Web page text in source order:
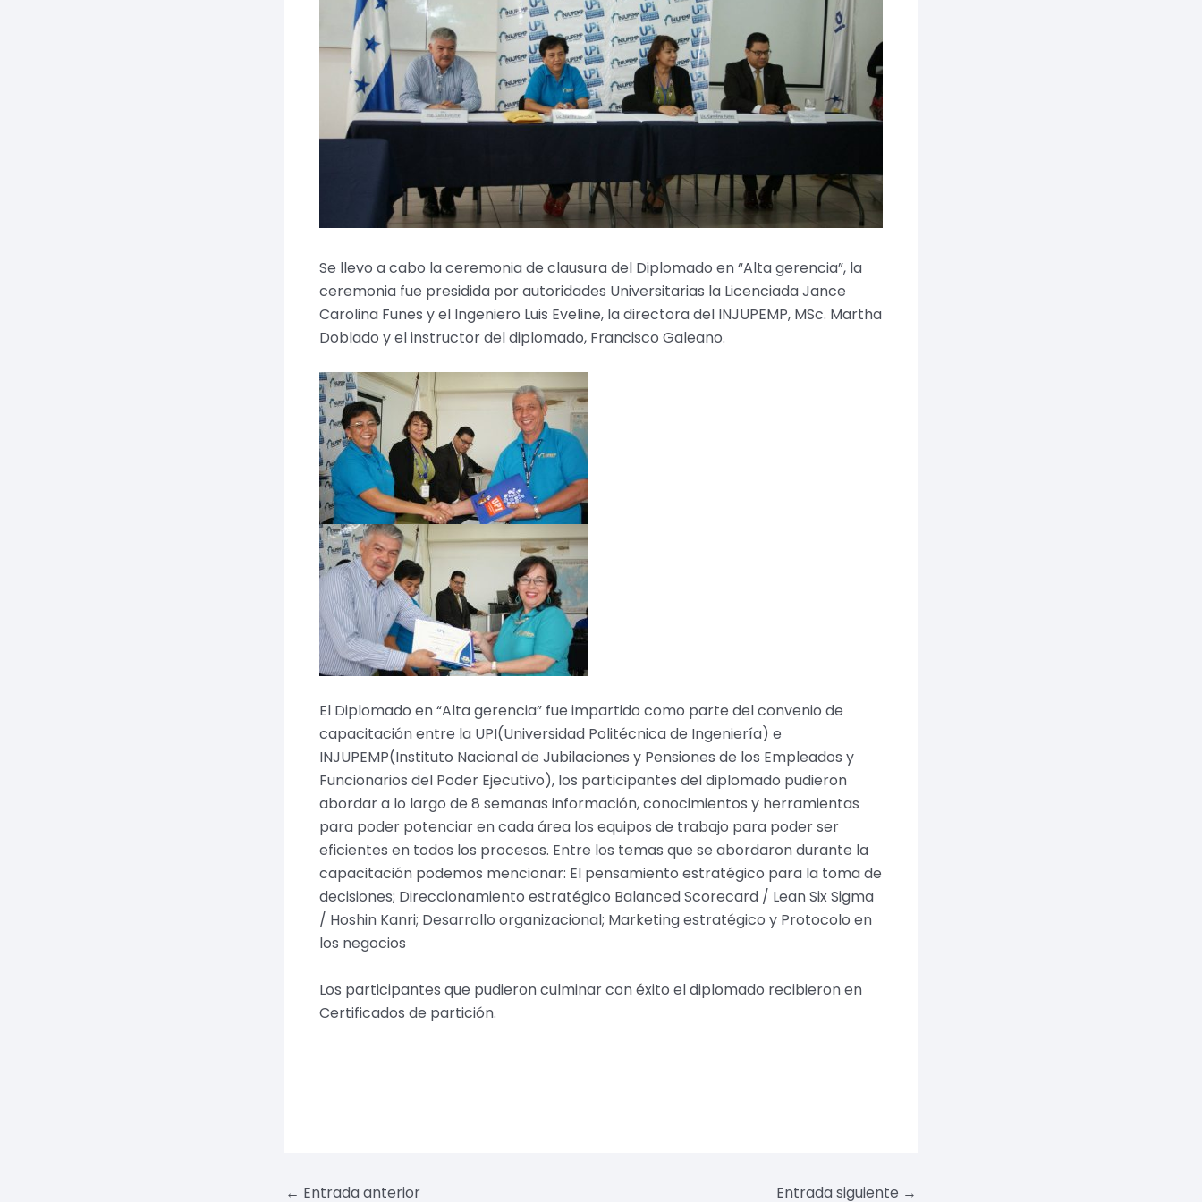
Se llevo a cabo la ceremonia de clausura del Diplomado en “Alta gerencia”, la
ceremonia fue presidida por autoridades Universitarias la Licenciada Jance
Carolina Funes y el Ingeniero Luis Eveline, la directora del INJUPEMP, MSc. Martha
Doblado y el instructor del diplomado, Francisco Galeano.
El Diplomado en “Alta gerencia” fue impartido como parte del convenio de
capacitación entre la UPI(Universidad Politécnica de Ingeniería) e
INJUPEMP(Instituto Nacional de Jubilaciones y Pensiones de los Empleados y
Funcionarios del Poder Ejecutivo), los participantes del diplomado pudieron
abordar a lo largo de 8 semanas información, conocimientos y herramientas
para poder potenciar en cada área los equipos de trabajo para poder ser
eficientes en todos los procesos. Entre los temas que se abordaron durante la
capacitación podemos mencionar: El pensamiento estratégico para la toma de
decisiones; Direccionamiento estratégico Balanced Scorecard / Lean Six Sigma
/ Hoshin Kanri; Desarrollo organizacional; Marketing estratégico y Protocolo en
los negocios
Los participantes que pudieron culminar con éxito el diplomado recibieron en
Certificados de partición.
Navegación
← Entrada anterior Entrada siguiente →